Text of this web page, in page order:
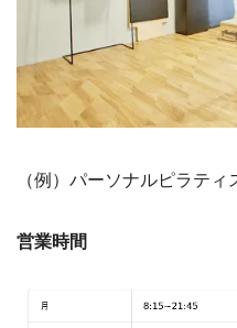
（例）パーソナルピラテ
営業時間